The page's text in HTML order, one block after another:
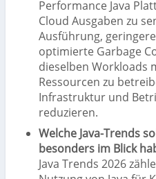
Performance Java
Cloud Ausgaben zu
Ausführung,
optimierte Garbage
dieselben Workloads
Ressourcen zu
Infrastruktur und
reduzieren.
Welche Java-Trends
besonders im Blick
Java Trends 2026